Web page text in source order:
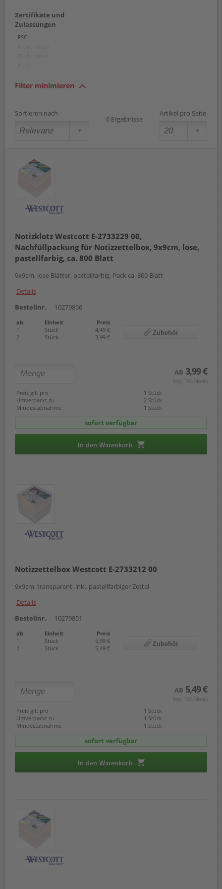
Zertifikate und
Zulassungen
FSC
Filter minimieren
Sortieren nach
6 Ergebnisse
Artikel pro Seite
Notizklotz Westcott E-2733229 00,
Nachfüllpackung für Notizzettelbox, 9x9cm, lose,
pastellfarbig, ca. 800 Blatt
9x9cm, lose Blätter, pastellfarbig, Pack ca. 800 Blatt
Details
Bestellnr.
10279856
ab Einheit
Preis
1
Stück
4,49 €
2
Stück 3,99 €
Zubehör
AB 3,99 €
(zzgl. 19% Mwst.)
Preis gilt pro
1 Stück
Umverpackt zu
2 Stück
Mindestabnahme
1 Stück
sofort verfügbar
In den Warenkorb
Notizzettelbox Westcott E-2733212 00
9x9cm, transparent, inkl. pastellfarbiger Zettel
Details
Bestellnr.
10279851
ab Einheit
Preis
1
Stück
5,99 €
2
Stück 5,49 €
Zubehör
AB 5,49 €
(zzgl. 19% Mwst.)
Preis gilt pro
1 Stück
Umverpackt zu
1 Stück
Mindestabnahme
1 Stück
sofort verfügbar
In den Warenkorb